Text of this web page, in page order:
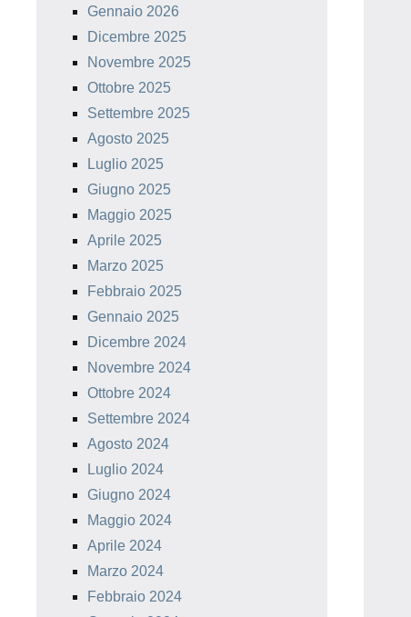
Gennaio 2026
Dicembre 2025
Novembre 2025
Ottobre 2025
Settembre 2025
Agosto 2025
Luglio 2025
Giugno 2025
Maggio 2025
Aprile 2025
Marzo 2025
Febbraio 2025
Gennaio 2025
Dicembre 2024
Novembre 2024
Ottobre 2024
Settembre 2024
Agosto 2024
Luglio 2024
Giugno 2024
Maggio 2024
Aprile 2024
Marzo 2024
Febbraio 2024